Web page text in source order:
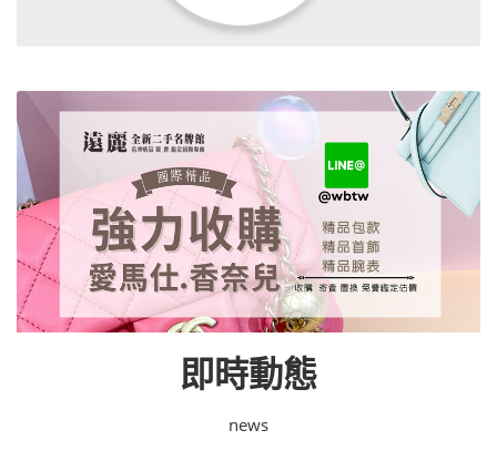
即時動態
news